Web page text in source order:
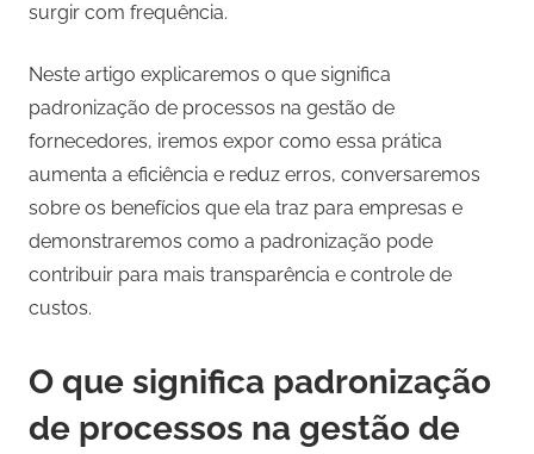
surgir com frequência.
Neste artigo explicaremos o que significa
padronização de processos na gestão de
fornecedores, iremos expor como essa prática
aumenta a eficiência e reduz erros, conversaremos
sobre os benefícios que ela traz para empresas e
demonstraremos como a padronização pode
contribuir para mais transparência e controle de
custos.
O que significa padronização
de processos na gestão de